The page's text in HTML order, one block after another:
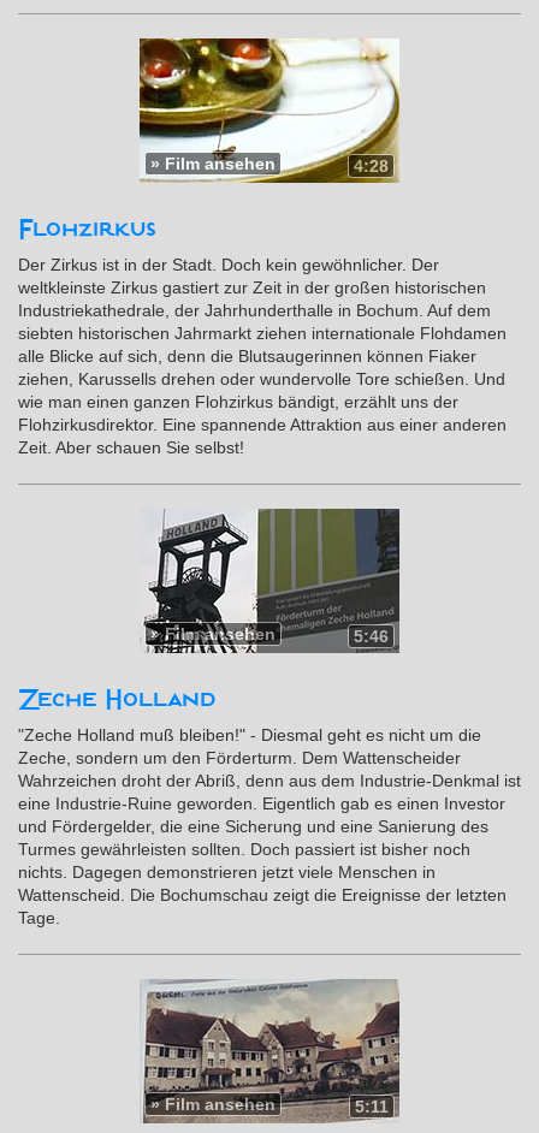
4:28
» Film ansehen
Flohzirkus
Der Zirkus ist in der Stadt. Doch kein gewöhnlicher. Der
weltkleinste Zirkus gastiert zur Zeit in der großen historischen
Industriekathedrale, der Jahrhunderthalle in Bochum. Auf dem
siebten historischen Jahrmarkt ziehen internationale Flohdamen
alle Blicke auf sich, denn die Blutsaugerinnen können Fiaker
ziehen, Karussells drehen oder wundervolle Tore schießen. Und
wie man einen ganzen Flohzirkus bändigt, erzählt uns der
Flohzirkusdirektor. Eine spannende Attraktion aus einer anderen
Zeit. Aber schauen Sie selbst!
5:46
»Film ansehen
Zeche Holland
"Zeche Holland muß bleiben!" - Diesmal geht es nicht um die
Zeche, sondern um den Förderturm. Dem Wattenscheider
Wahrzeichen droht der Abriß, denn aus dem Industrie-Denkmal ist
eine Industrie-Ruine geworden. Eigentlich gab es einen Investor
und Fördergelder, die eine Sicherung und eine Sanierung des
Turmes gewährleisten sollten. Doch passiert ist bisher noch
nichts. Dagegen demonstrieren jetzt viele Menschen in
Wattenscheid. Die Bochumschau zeigt die Ereignisse der letzten
Tage.
5:11
»Film ansehen